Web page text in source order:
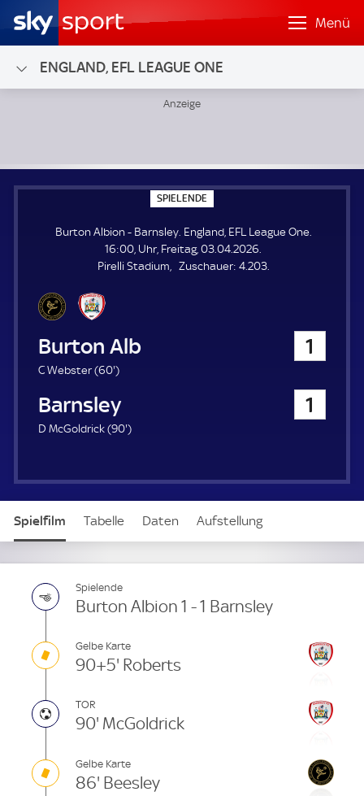
Menü
ENGLAND, EFL LEAGUE ONE
SPIELENDE
P
E
L
E
N
Burton Albion - Barnsley. England, EFL League One.
16:00, Uhr, Freitag, 03.04.2026.
Pirelli Stadium
Zuschauer: Z
4.203.
Burton Albion 1
C Webster (60'6
.
m
i
t
e
)
Barnsley 1
D McGoldrick (90'9
t
)
Spielfilm Tabelle Daten Aufstellung
Spielende
Burton Albion 1 - 1 Barnsley
Gelbe Karte
90+5' Roberts
TOR
90' McGoldrick
Gelbe Karte
86' Beesley